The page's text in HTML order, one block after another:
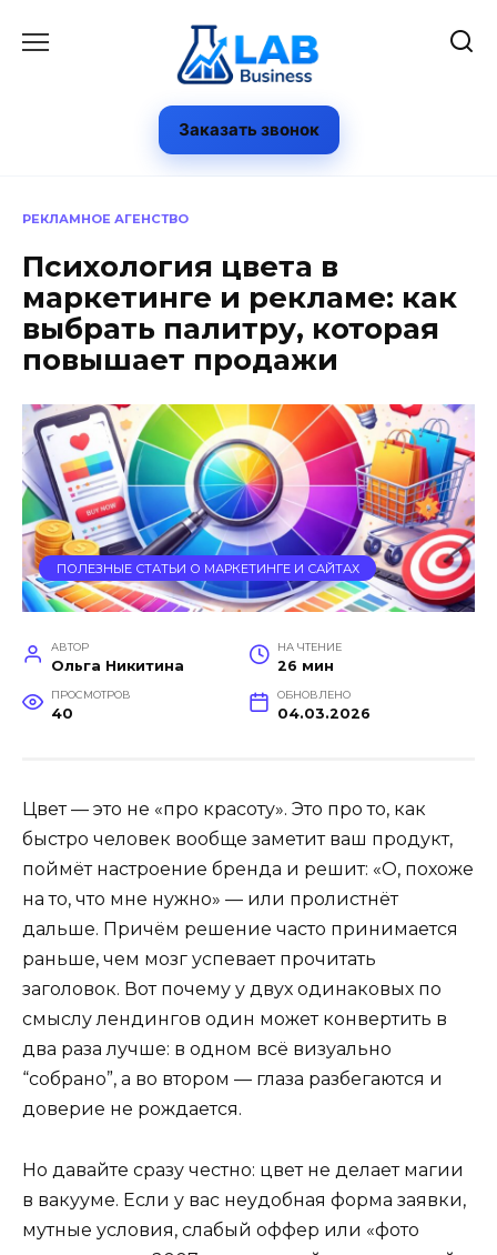
Заказать звонок
РЕКЛАМНОЕ АГЕНСТВО
Психология цвета в
маркетинге и рекламе: как
выбрать палитру, которая
повышает продажи
ПОЛЕЗНЫЕ СТАТЬИ О МАРКЕТИНГЕ И САЙТАХ
АВТОР
Ольга Никитина
НА ЧТЕНИЕ
26 мин
ПРОСМОТРОВ
40
ОБНОВЛЕНО
04.03.2026
Цвет — это не «про красоту». Это про то, как
быстро человек вообще заметит ваш продукт,
поймёт настроение бренда и решит: «О, похоже
на то, что мне нужно» — или пролистнёт
дальше. Причём решение часто принимается
раньше, чем мозг успевает прочитать
заголовок. Вот почему у двух одинаковых по
смыслу лендингов один может конвертить в
два раза лучше: в одном всё визуально
“собрано”, а во втором — глаза разбегаются и
доверие не рождается.
Но давайте сразу честно: цвет не делает магии
в вакууме. Если у вас неудобная форма заявки,
мутные условия, слабый оффер или «фото